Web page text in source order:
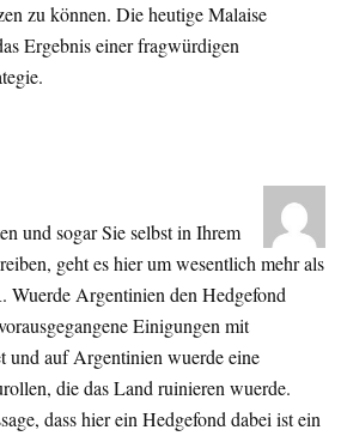
zu können. Die heutige Malaise
Ergebnis einer fragwürdigen
und sogar Sie selbst in Ihrem
geht es hier um wesentlich mehr als
Argentinien den Hedgefond
Einigungen mit
und auf Argentinien wuerde eine
die das Land ruinieren wuerde.
dass hier ein Hedgefond dabei ist ein